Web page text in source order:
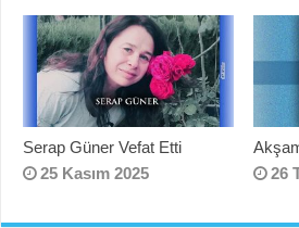
Serap Güner Vefat Etti
25 Kasım 2025
26